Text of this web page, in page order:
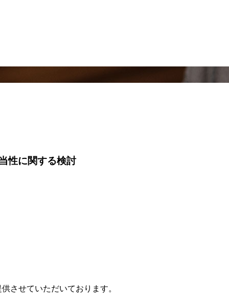
性に関する検討
させていただいております。